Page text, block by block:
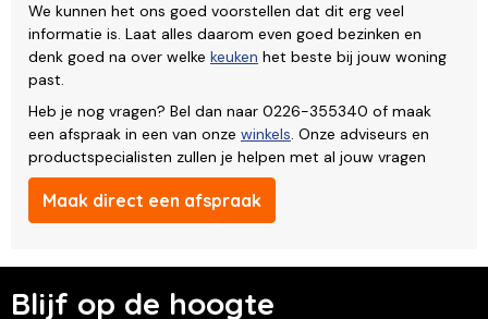
We kunnen het ons goed voorstellen dat dit erg veel
informatie is. Laat alles daarom even goed bezinken en
denk goed na over welke keuken het beste bij jouw woning
past.
Heb je nog vragen? Bel dan naar 0226-355340 of maak
een afspraak in een van onze winkels. Onze adviseurs en
productspecialisten zullen je helpen met al jouw vragen
Maak direct een afspraak
Blijf op de hoogte